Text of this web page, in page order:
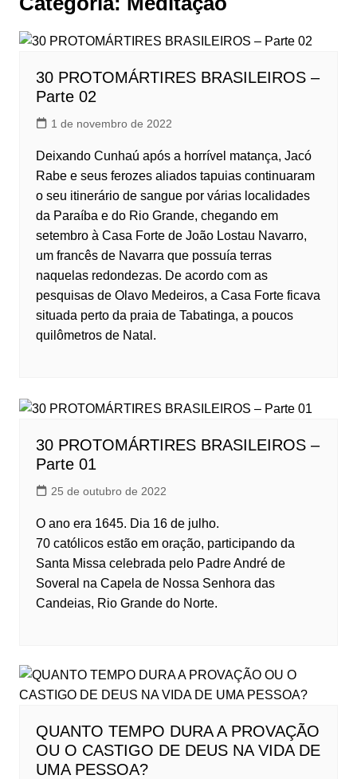
30 PROTOMÁRTIRES BRASILEIROS –
Parte 02
1 de novembro de 2022
Deixando Cunhaú após a horrível matança, Jacó
Rabe e seus ferozes aliados tapuias continuaram
o seu itinerário de sangue por várias localidades
da Paraíba e do Rio Grande, chegando em
setembro à Casa Forte de João Lostau Navarro,
um francês de Navarra que possuía terras
naquelas redondezas. De acordo com as
pesquisas de Olavo Medeiros, a Casa Forte ficava
situada perto da praia de Tabatinga, a poucos
quilômetros de Natal.
30 PROTOMÁRTIRES BRASILEIROS –
Parte 01
25 de outubro de 2022
O ano era 1645. Dia 16 de julho.
70 católicos estão em oração, participando da
Santa Missa celebrada pelo Padre André de
Soveral na Capela de Nossa Senhora das
Candeias, Rio Grande do Norte.
QUANTO TEMPO DURA A PROVAÇÃO
OU O CASTIGO DE DEUS NA VIDA DE
UMA PESSOA?